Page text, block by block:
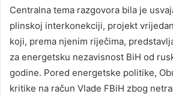
Centralna tema razgovora bila je
plinskoj interkonekciji, projekt
koji, prema njenim riječima,
za energetsku nezavisnost BiH od
godine. Pored energetske politike,
kritike na račun Vlade FBiH zbog